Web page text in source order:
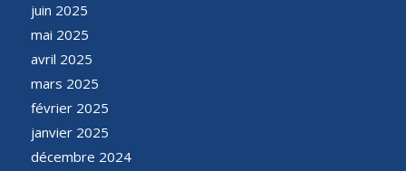
juin 2025
mai 2025
avril 2025
mars 2025
février 2025
janvier 2025
décembre 2024